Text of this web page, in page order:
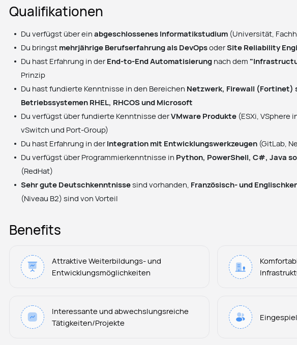
Qualifikationen
Du verfügst über einabgeschlossenes Informatikstudium (Universität,
Du bringst mehrjährige Berufserfahrung als DevOpsoderSite Reliability
Du hast Erfahrung in der End-to-End Automatisierung nach dem
Prinzip
Du hast fundierte Kenntnisse in den Bereichen Netzwerk, Firewall (Fortinet)
Betriebssystemen RHEL, RHCOS und Microsoft
Du verfügst über fundierte Kenntnisse derVMware Produkte (ESXi, VSphere
vSwitch und Port-Group)
Du hast Erfahrung in der Integration mit Entwicklungswerkzeugen (GitLab,
Du verfügst über Programmierkenntnisse in Python, PowerShell, C#, Java
(RedHat)
Sehr gute Deutschkenntnissesind vorhanden, Französisch- und
(Niveau B2) sind von Vorteil
Benefits
Attraktive Weiterbildungs- und
Entwicklungsmöglichkeiten
Interessante und abwechslungsreiche
Tätigkeiten/Projekte
Leonard Ramin
Recruiter at Rocken